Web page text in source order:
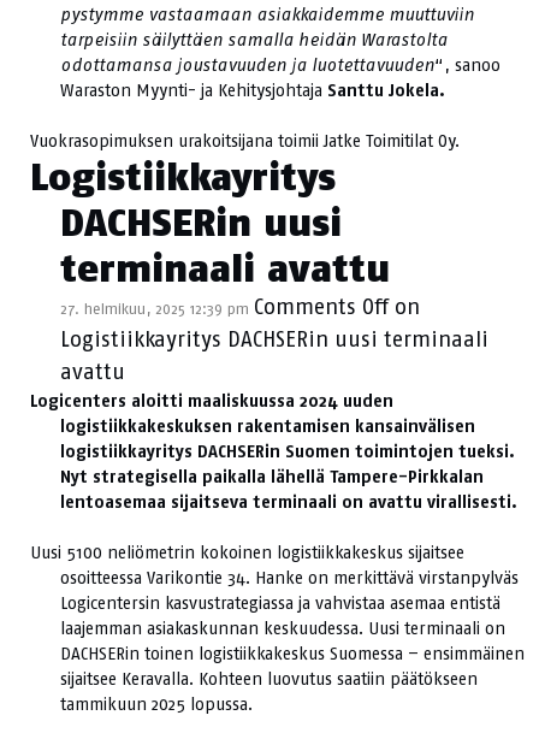
pystymme vastaamaan asiakkaidemme muuttuviin
tarpeisiin säilyttäen samalla heidän Warastolta
odottamansa joustavuuden ja luotettavuuden“, sanoo
Waraston Myynti- ja Kehitysjohtaja Santtu Jokela.
Vuokrasopimuksen urakoitsijana toimii Jatke Toimitilat Oy.
Logistiikkayritys
DACHSERin uusi
terminaali avattu
27. helmikuu, 2025 12:39 pm Comments Offon
Logistiikkayritys DACHSERin uusi terminaali
avattu
Logicenters aloitti maaliskuussa 2024 uuden
logistiikkakeskuksen rakentamisen kansainvälisen
logistiikkayritys DACHSERin Suomen toimintojen tueksi.
Nyt strategisella paikalla lähellä Tampere-Pirkkalan
lentoasemaa sijaitseva terminaali on avattu virallisesti.
Uusi 5100 neliömetrin kokoinen logistiikkakeskus sijaitsee
osoitteessa Varikontie 34. Hanke on merkittävä virstanpylväs
Logicentersin kasvustrategiassa ja vahvistaa asemaa entistä
laajemman asiakaskunnan keskuudessa. Uusi terminaali on
DACHSERin toinen logistiikkakeskus Suomessa – ensimmäinen
sijaitsee Keravalla. Kohteen luovutus saatiin päätökseen
tammikuun 2025 lopussa.